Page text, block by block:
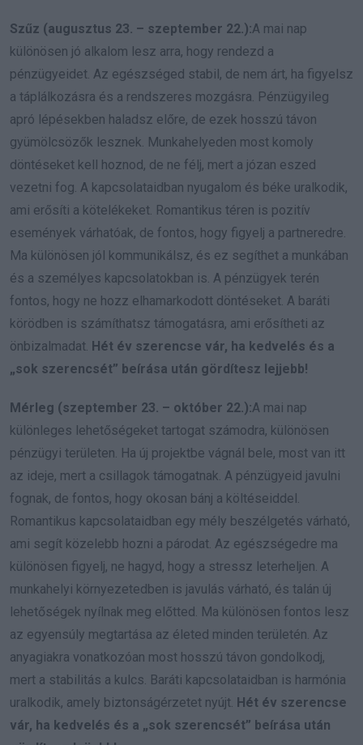
Szűz (augusztus 23. – szeptember 22.):A mai nap
különösen jó alkalom lesz arra, hogy rendezd a
pénzügyeidet. Az egészséged stabil, de nem árt, ha figyelsz
a táplálkozásra és a rendszeres mozgásra. Pénzügyileg
apró lépésekben haladsz előre, de ezek hosszú távon
gyümölcsözők lesznek. Munkahelyeden most komoly
döntéseket kell hoznod, de ne félj, mert a józan eszed
vezetni fog. A kapcsolataidban nyugalom és béke uralkodik,
ami erősíti a kötelékeket. Romantikus téren is pozitív
események várhatóak, de fontos, hogy figyelj a partneredre.
Ma különösen jól kommunikálsz, és ez segíthet a munkában
és a személyes kapcsolatokban is. A pénzügyek terén
fontos, hogy ne hozz elhamarkodott döntéseket. A baráti
körödben is számíthatsz támogatásra, ami erősítheti az
önbizalmadat. Hét év szerencse vár, ha kedvelés és a
„sok szerencsét” beírása után gördítesz lejjebb!
Mérleg (szeptember 23. – október 22.):A mai nap
különleges lehetőségeket tartogat számodra, különösen
pénzügyi területen. Ha új projektbe vágnál bele, most van itt
az ideje, mert a csillagok támogatnak. A pénzügyeid javulni
fognak, de fontos, hogy okosan bánj a költéseiddel.
Romantikus kapcsolataidban egy mély beszélgetés várható,
ami segít közelebb hozni a párodat. Az egészségedre ma
különösen figyelj, ne hagyd, hogy a stressz leterheljen. A
munkahelyi környezetedben is javulás várható, és talán új
lehetőségek nyílnak meg előtted. Ma különösen fontos lesz
az egyensúly megtartása az életed minden területén. Az
anyagiakra vonatkozóan most hosszú távon gondolkodj,
mert a stabilitás a kulcs. Baráti kapcsolataidban is harmónia
uralkodik, amely biztonságérzetet nyújt. Hét év szerencse
vár, ha kedvelés és a „sok szerencsét” beírása után